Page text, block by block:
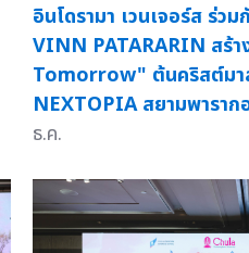
อินโดรามา เวนเจอร์ส ร่ว
VINN PATARARIN สร้
Tomorrow" ต้นคริสต์ม
NEXTOPIA สยามพาราก
ธ.ค.